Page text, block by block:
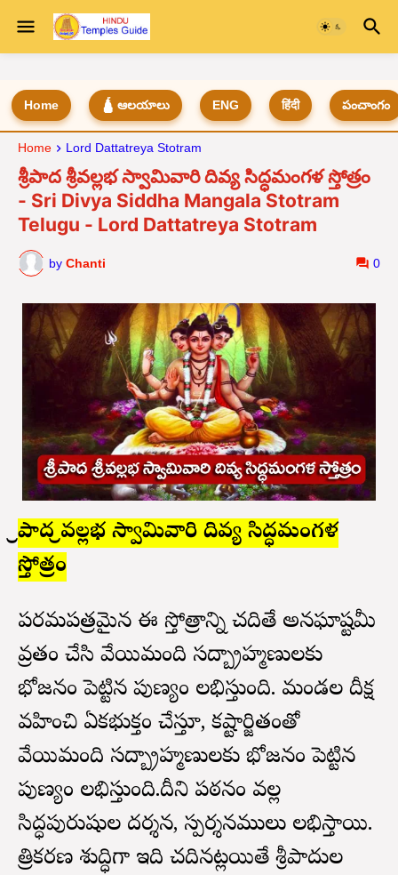
Home 🛕 ఆలయాలు ENG हिंदी పంచాంగం
Home Lord Dattatreya Stotram
శ్రీపాద శ్రీవల్లభ స్వామివారి దివ్య సిద్ధమంగళ స్తోత్రం
- Sri Divya Siddha Mangala Stotram
Telugu - Lord Dattatreya Stotram
by Chanti 0
శ్రీపాద శ్రీవల్లభ స్వామివారి దివ్య సిద్ధమంగళ
స్తోత్రం
పరమపవిత్రమైన ఈ స్తోత్రాన్ని చదివితే అనఘాష్టమీ
వ్రతం చేసి వేయిమంది సద్బ్రాహ్మణులకు
భోజనం పెట్టిన పుణ్యం లభిస్తుంది. మండల దీక్ష
వహించి ఏకభుక్తం చేస్తూ, కష్టార్జితంతో
వేయిమంది సద్బ్రాహ్మణులకు భోజనం పెట్టిన
పుణ్యం లభిస్తుంది.దీని పఠనం వల్ల
సిద్ధపురుషుల దర్శన, స్పర్శనములు లభిస్తాయి.
త్రికరణ శుద్ధిగా ఇది చదివినట్లయితే శ్రీపాదుల